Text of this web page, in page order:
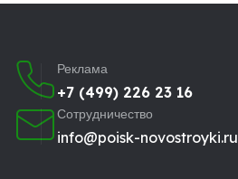
Реклама
+7 (499) 226 23 16
Сотрудничество
info@poisk-novostroyki.ru